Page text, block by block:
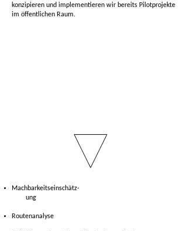
konzipieren und implementieren wir bereits Pilotprojekte
im öffentlichen Raum.
Machbarkeitseinschätz-
ung
Routenanalyse